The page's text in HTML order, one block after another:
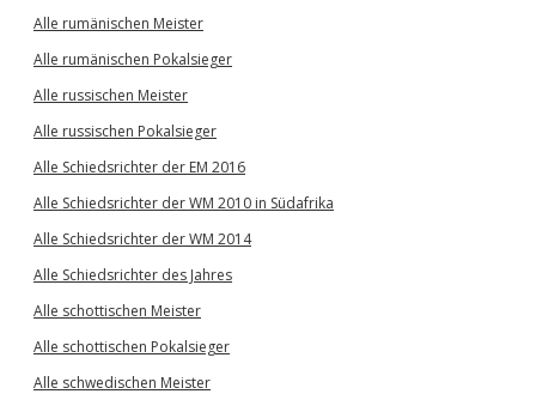
Alle rumänischen Meister
Alle rumänischen Pokalsieger
Alle russischen Meister
Alle russischen Pokalsieger
Alle Schiedsrichter der EM 2016
Alle Schiedsrichter der WM 2010 in Südafrika
Alle Schiedsrichter der WM 2014
Alle Schiedsrichter des Jahres
Alle schottischen Meister
Alle schottischen Pokalsieger
Alle schwedischen Meister